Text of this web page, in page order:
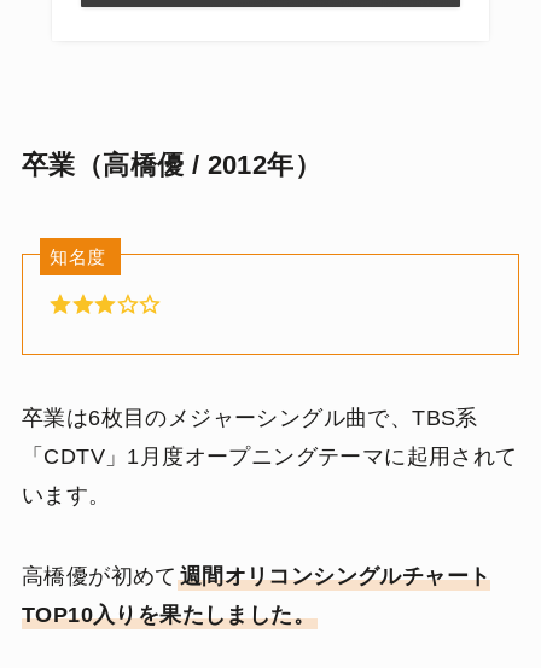
卒業（高橋優 / 2012年）
知名度
卒業は6枚目のメジャーシングル曲で、TBS系
「CDTV」1月度オープニングテーマに起用されて
います。
高橋優が初めて 週間オリコンシングルチャート
TOP10入りを果たしました。